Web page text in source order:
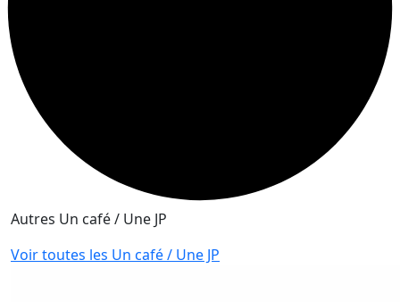
Autres Un café / Une JP
Voir toutes les Un café / Une JP